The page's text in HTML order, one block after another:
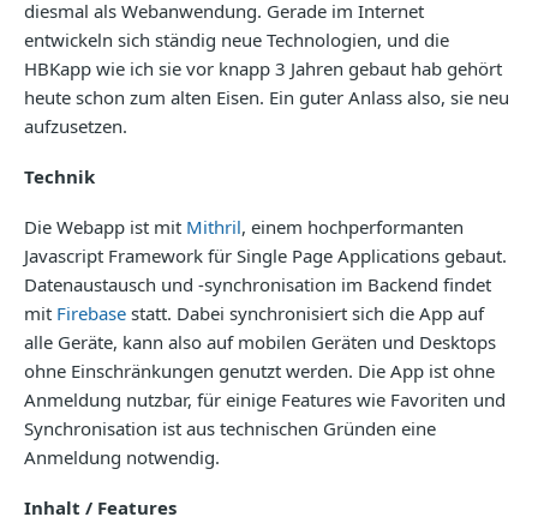
diesmal als Webanwendung. Gerade im Internet
entwickeln sich ständig neue Technologien, und die
HBKapp wie ich sie vor knapp 3 Jahren gebaut hab gehört
heute schon zum alten Eisen. Ein guter Anlass also, sie neu
aufzusetzen.
Technik
Die Webapp ist mit Mithril, einem hochperformanten
Javascript Framework für Single Page Applications gebaut.
Datenaustausch und -synchronisation im Backend findet
mit Firebase statt. Dabei synchronisiert sich die App auf
alle Geräte, kann also auf mobilen Geräten und Desktops
ohne Einschränkungen genutzt werden. Die App ist ohne
Anmeldung nutzbar, für einige Features wie Favoriten und
Synchronisation ist aus technischen Gründen eine
Anmeldung notwendig.
Inhalt / Features